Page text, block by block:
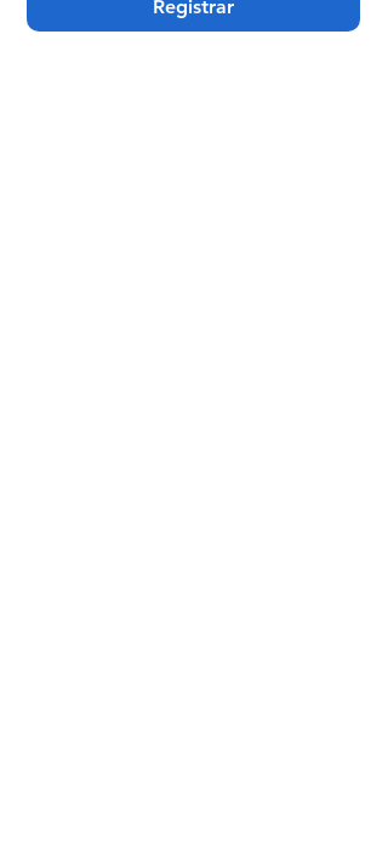
Registrar